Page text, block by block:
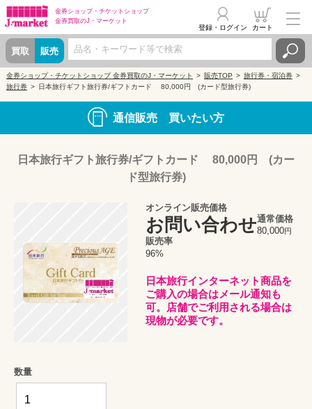
金券ショップ・ チケットショップ
金券買取のJ・マーケット
買取 販売
登録・ログイン カート
金券ショップ・チケットショップ 金券買取のJ・マーケット 販売TOP
旅行券・宿泊券
旅行券
日本旅行ギフト旅行券/ギフトカード 80,000円 (カード型旅行券)
通信販売 買いたい方
日本旅行ギフト旅行券/ギフトカード 80,000円 (カー
ド型旅行券)
オンライン販売価格
お問い合わせ通常価格
80,000円
販売率
96%
日本旅行インターネット商品を
ご購入の場合はメール通知も
可。店舗でご利用される場合は
現物が必要です。
数量